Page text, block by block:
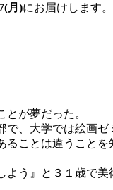
月)にお届けします。
が夢だった。
、大学では絵画ゼ
ことは違うことを
う』と３１歳で美